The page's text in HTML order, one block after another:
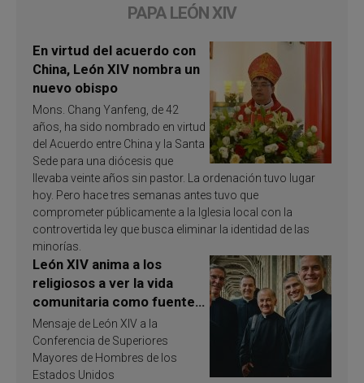
PAPA LEÓN XIV
En virtud del acuerdo con
China, León XIV nombra un
nuevo obispo
Mons. Chang Yanfeng, de 42
años, ha sido nombrado en virtud
del Acuerdo entre China y la Santa
Sede para una diócesis que
llevaba veinte años sin pastor. La ordenación tuvo lugar
hoy. Pero hace tres semanas antes tuvo que
comprometer públicamente a la Iglesia local con la
controvertida ley que busca eliminar la identidad de las
minorías.
León XIV anima a los
religiosos a ver la vida
comunitaria como fuente
de inspiración y
santificación
Mensaje de León XIV a la
Conferencia de Superiores
Mayores de Hombres de los
Estados Unidos